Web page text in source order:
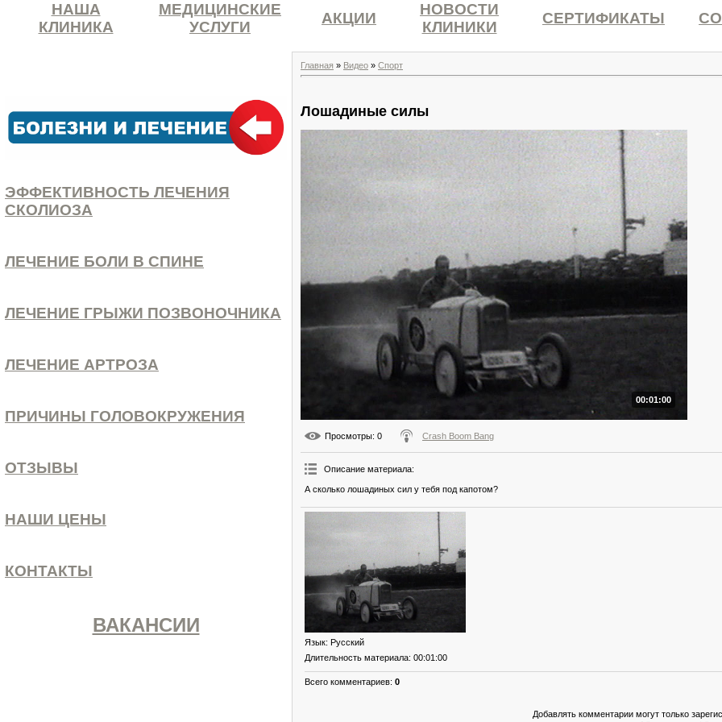
НАША
КЛИНИКА
МЕДИЦИНСКИЕ
УСЛУГИ
АКЦИИ
НОВОСТИ
КЛИНИКИ
СЕРТИФИКАТЫ
ЭФФЕКТИВНОСТЬ ЛЕЧЕНИЯ
СКОЛИОЗА
ЛЕЧЕНИЕ БОЛИ В СПИНЕ
ЛЕЧЕНИЕ ГРЫЖИ ПОЗВОНОЧНИКА
ЛЕЧЕНИЕ АРТРОЗА
ПРИЧИНЫ ГОЛОВОКРУЖЕНИЯ
ОТЗЫВЫ
НАШИ ЦЕНЫ
КОНТАКТЫ
ВАКАНСИИ
Главная » Видео » Спорт
Лошадиные силы
00:01:00
Просмотры: 0 Crash Boom Bang
Описание материала:
А сколько лошадиных сил у тебя под капотом?
Язык: Русский
Длительность материала: 00:01:00
Всего комментариев: 0
Добавлять комментарии могут только